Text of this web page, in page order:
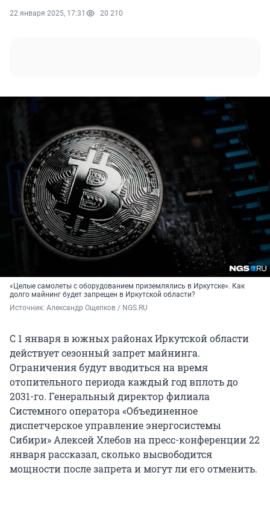
22 января 2025, 17:31 20 210
«Целые самолеты с оборудованием приземлялись в Иркутске». Как
долго майнинг будет запрещен в Иркутской области?
Источник: Александр Ощепков / NGS.RU
С 1 января в южных районах Иркутской области
действует сезонный запрет майнинга.
Ограничения будут вводиться на время
отопительного периода каждый год вплоть до
2031-го. Генеральный директор филиала
Системного оператора «Объединенное
диспетчерское управление энергосистемы
Сибири» Алексей Хлебов на пресс-конференции 22
января рассказал, сколько высвободится
мощности после запрета и могут ли его отменить.